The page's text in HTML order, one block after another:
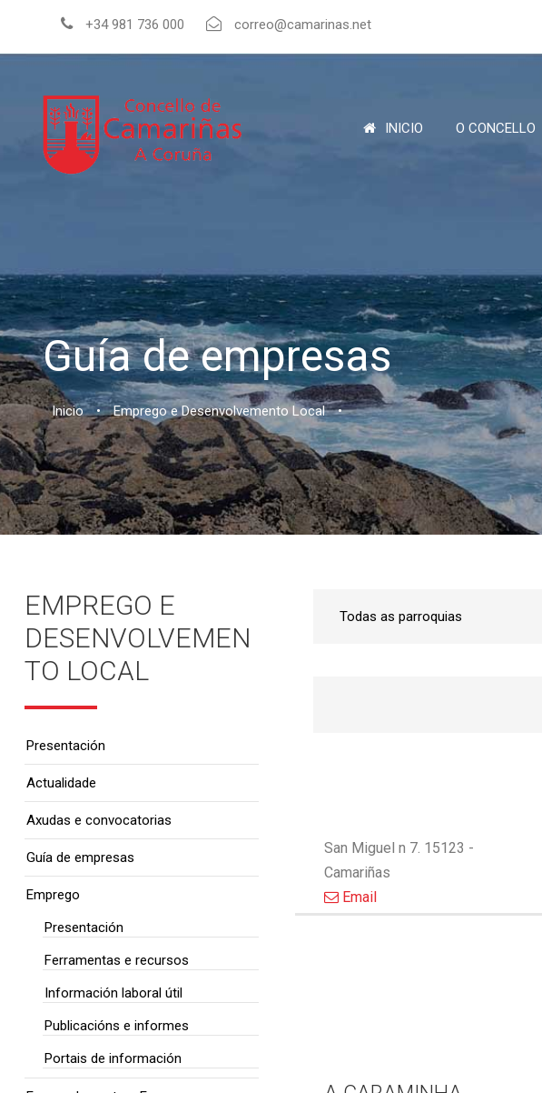
+34 981 736 000 correo@camarinas.net
INICIO O CONCELLO
Guía de empresas
Inicio • Emprego e Desenvolvemento Local •
San Miguel n 7. 15123 -
Camariñas
Email
EMPREGO E
DESENVOLVEMEN
TO LOCAL
Presentación
Actualidade
Axudas e convocatorias
Guía de empresas
Emprego
Presentación
Ferramentas e recursos
Información laboral útil
Publicacións e informes
Portais de información